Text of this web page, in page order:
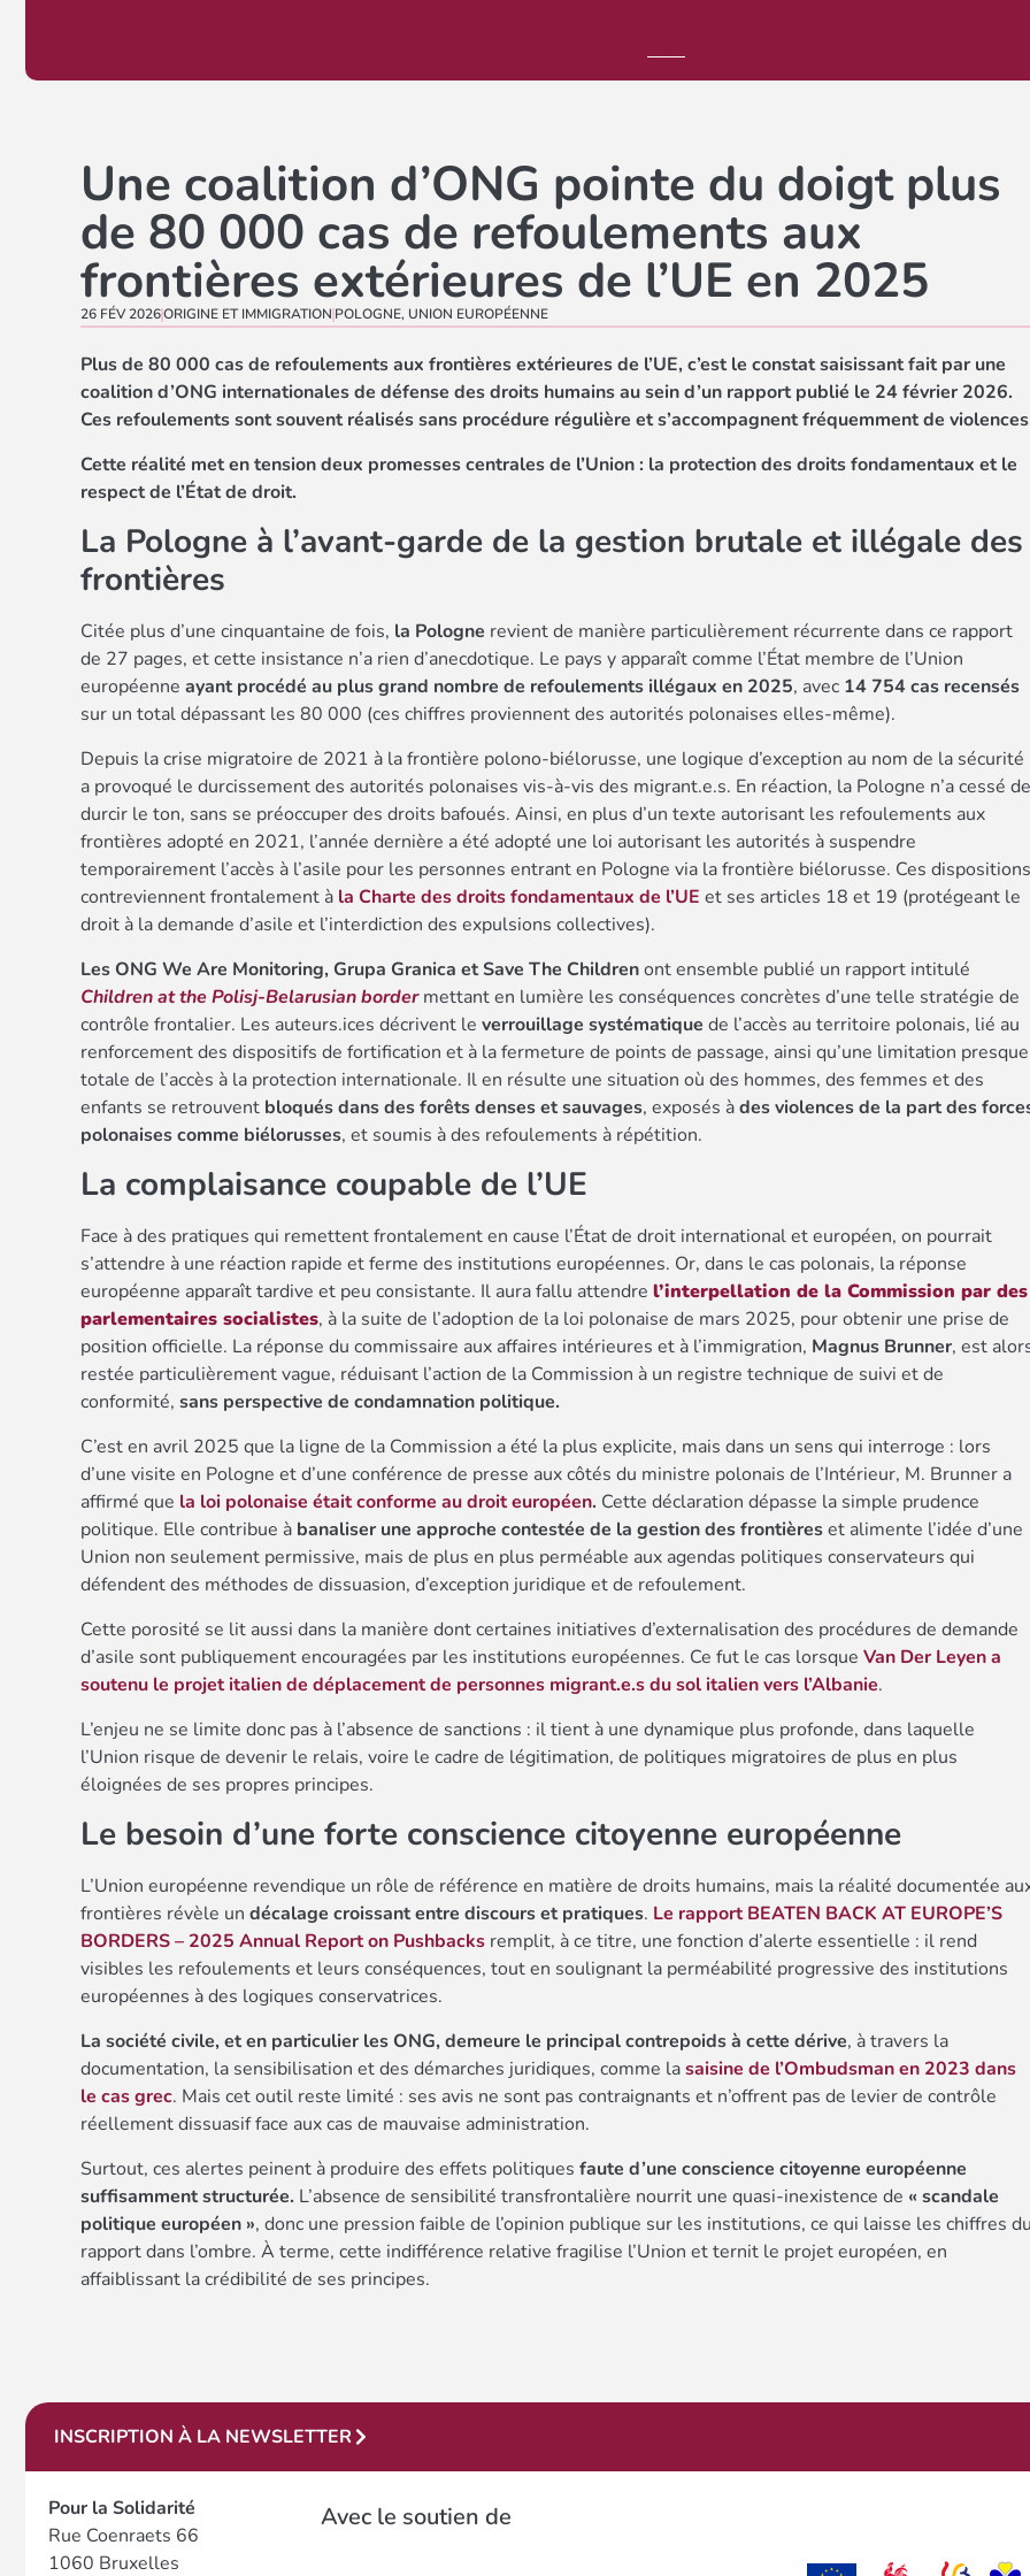
Une coalition d’ONG pointe du doigt plus
de 80 000 cas de refoulements aux
frontières extérieures de l’UE en 2025
26 FÉV 2026ORIGINE ET IMMIGRATION POLOGNE, UNION EUROPÉENNE
Plus de 80 000 cas de refoulements aux frontières extérieures de l’UE, c’est le constat saisissant fait par une
coalition d’ONG internationales de défense des droits humains au sein d’un rapport publié le 24 février 2026.
Ces refoulements sont souvent réalisés sans procédure régulière et s’accompagnent fréquemment de
Cette réalité met en tension deux promesses centrales de l’Union : la protection des droits fondamentaux et le
respect de l’État de droit.
La Pologne à l’avant-garde de la gestion brutale et illégale des
frontières
Citée plus d’une cinquantaine de fois, la Pologne revient de manière particulièrement récurrente dans ce rapport
de 27 pages, et cette insistance n’a rien d’anecdotique. Le pays y apparaît comme l’État membre de l’Union
européenne ayant procédé au plus grand nombre de refoulements illégaux en 2025, avec 14 754 cas recensés
sur un total dépassant les 80 000 (ces chiffres proviennent des autorités polonaises elles-même).
Depuis la crise migratoire de 2021 à la frontière polono-biélorusse, une logique d’exception au nom de la sécurité
a provoqué le durcissement des autorités polonaises vis-à-vis des migrant.e.s. En réaction, la Pologne n’a cessé de
durcir le ton, sans se préoccuper des droits bafoués. Ainsi, en plus d’un texte autorisant les refoulements aux
frontières adopté en 2021, l’année dernière a été adopté une loi autorisant les autorités à suspendre
temporairement l’accès à l’asile pour les personnes entrant en Pologne via la frontière biélorusse. Ces dispositions
contreviennent frontalement à la Charte des droits fondamentaux de l’UE et ses articles 18 et 19 (protégeant le
droit à la demande d’asile et l’interdiction des expulsions collectives).
Les ONG We Are Monitoring, Grupa Granica et Save The Childrenont ensemble publié un rapport intitulé
Children at the Polisj-Belarusian bordermettant en lumière les conséquences concrètes d’une telle stratégie de
contrôle frontalier. Les auteurs.ices décrivent le verrouillage systématique de l’accès au territoire polonais, lié au
renforcement des dispositifs de fortification et à la fermeture de points de passage, ainsi qu’une limitation presque
totale de l’accès à la protection internationale. Il en résulte une situation où des hommes, des femmes et des
enfants se retrouvent bloqués dans des forêts denses et sauvages, exposés àdes violences de la part des
polonaises comme biélorusses, et soumis à des refoulements à répétition.
La complaisance coupable de l’UE
Face à des pratiques qui remettent frontalement en cause l’État de droit international et européen, on pourrait
s’attendre à une réaction rapide et ferme des institutions européennes. Or, dans le cas polonais, la réponse
européenne apparaît tardive et peu consistante. Il aura fallu attendre l’interpellation de la Commission par des
parlementaires socialistes, à la suite de l’adoption de la loi polonaise de mars 2025, pour obtenir une prise de
position officielle. La réponse du commissaire aux affaires intérieures et à l’immigration, Magnus Brunner, est
restée particulièrement vague, réduisant l’action de la Commission à un registre technique de suivi et de
conformité, sans perspective de condamnation politique.
C’est en avril 2025 que la ligne de la Commission a été la plus explicite, mais dans un sens qui interroge : lors
d’une visite en Pologne et d’une conférence de presse aux côtés du ministre polonais de l’Intérieur, M. Brunner a
affirmé que la loi polonaise était conforme au droit européen. Cette déclaration dépasse la simple prudence
politique. Elle contribue à banaliser une approche contestée de la gestion des frontièreset alimente l’idée d’une
Union non seulement permissive, mais de plus en plus perméable aux agendas politiques conservateurs qui
défendent des méthodes de dissuasion, d’exception juridique et de refoulement.
Cette porosité se lit aussi dans la manière dont certaines initiatives d’externalisation des procédures de demande
d’asile sont publiquement encouragées par les institutions européennes. Ce fut le cas lorsque Van Der Leyen a
soutenu le projet italien de déplacement de personnes migrant.e.s du sol italien vers l’Albanie.
L’enjeu ne se limite donc pas à l’absence de sanctions : il tient à une dynamique plus profonde, dans laquelle
l’Union risque de devenir le relais, voire le cadre de légitimation, de politiques migratoires de plus en plus
éloignées de ses propres principes.
Le besoin d’une forte conscience citoyenne européenne
L’Union européenne revendique un rôle de référence en matière de droits humains, mais la réalité documentée
frontières révèle un décalage croissant entre discours et pratiques. Le rapport BEATEN BACK AT EUROPE’S
BORDERS – 2025 Annual Report on Pushbacks remplit, à ce titre, une fonction d’alerte essentielle : il rend
visibles les refoulements et leurs conséquences, tout en soulignant la perméabilité progressive des institutions
européennes à des logiques conservatrices.
La société civile, et en particulier les ONG, demeure le principal contrepoids à cette dérive, à travers la
documentation, la sensibilisation et des démarches juridiques, comme lasaisine de l’Ombudsman en 2023 dans
le cas grec. Mais cet outil reste limité : ses avis ne sont pas contraignants et n’offrent pas de levier de contrôle
réellement dissuasif face aux cas de mauvaise administration.
Surtout, ces alertes peinent à produire des effets politiques faute d’une conscience citoyenne européenne
suffisamment structurée. L’absence de sensibilité transfrontalière nourrit une quasi-inexistence de « scandale
politique européen », donc une pression faible de l’opinion publique sur les institutions, ce qui laisse les chiffres
rapport dans l’ombre. À terme, cette indifférence relative fragilise l’Union et ternit le projet européen, en
affaiblissant la crédibilité de ses principes.
INSCRIPTION À LA NEWSLETTER
Pour la Solidarité
Rue Coenraets 66
1060 Bruxelles
Avec le soutien de